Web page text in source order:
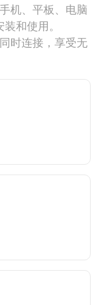
机、平板、电脑
和使用。
时连接，享受无